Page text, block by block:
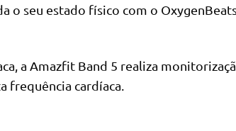
o seu estado físico com o
a Amazfit Band 5 realiza
frequência cardíaca.